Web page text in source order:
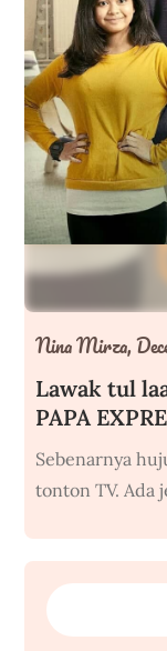
Lawak tul
PAPA
Nina Mirza,
Sebenarnya
tonton TV. Ada
SEARCH